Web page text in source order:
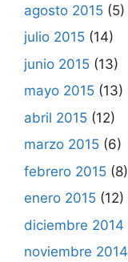
agosto 2015 (5)
julio 2015 (14)
junio 2015 (13)
mayo 2015 (13)
abril 2015 (12)
marzo 2015 (6)
febrero 2015 (8)
enero 2015 (12)
diciembre 2014
noviembre 2014